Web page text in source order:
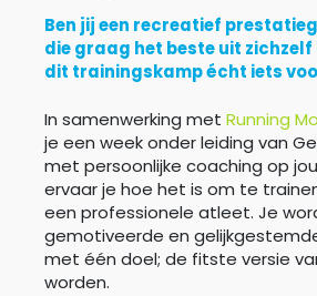
Ben jij een recreatief
die graag het beste uit zichzelf
dit trainingskamp écht iets
In samenwerking met Running
je een week onder leiding van
met persoonlijke coaching op
ervaar je hoe het is om te
een professionele atleet. Je
gemotiveerde en
met één doel; de fitste versie
worden.